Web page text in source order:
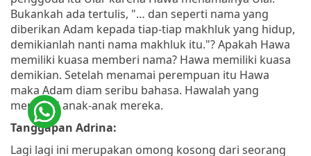
Bukankah ada tertulis, "… dan seperti nama yang
diberikan Adam kepada tiap-tiap makhluk yang hidup,
demikianlah nanti nama makhluk itu."? Apakah Hawa
memiliki kuasa memberi nama? Hawa memiliki kuasa
demikian. Setelah menamai perempuan itu Hawa
maka Adam diam seribu bahasa. Hawalah yang
menamai anak-anak mereka.
Tanggapan Adrina:
Lagi lagi ini merupakan omong kosong dari seorang